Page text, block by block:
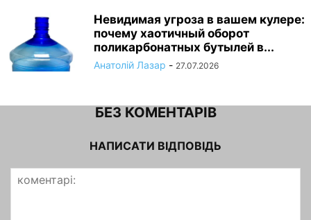
Невидимая угроза в вашем кулере:
почему хаотичный оборот
поликарбонатных бутылей в...
Анатолій Лазар - 27.07.2026
БЕЗ КОМЕНТАРІВ
НАПИСАТИ ВІДПОВІДЬ